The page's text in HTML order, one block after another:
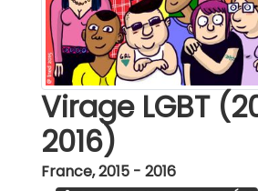
Virage LGBT
2016)
France,2015 - 2016